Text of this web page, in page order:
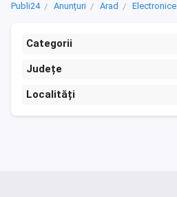
Publi24 Anunțuri Arad Electronice
Categorii
Județe
Localități